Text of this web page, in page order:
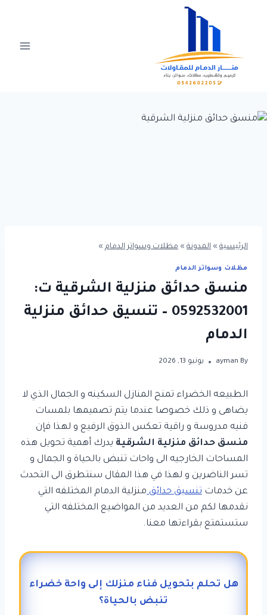
الرئيسية » المدونة » مظلات وسواتر الدمام »
مظلات وسواتر الدمام
منسق حدائق منزلية الشرقية ت:
0592532001 – تنسيق حدائق منزلية
الدمام
By
ayman يونيو 13, 2026
الطبيعه الخضراء تمنح المنازل السكينه و الجمال الذي لا
يضاهى و ذلك خصوصا عندما يتم تصميمها بلمسات
فنيه مدروسة و راقية تعكس الذوق الرفيع و لهذا فإن
منسق حدائق منزلية الشرقية يدرك أهمية تحويل هذه
المساحات الخارجيه الى واحات تنبض بالحياة و الجمال و
تسر الناضرين و لهذا في هذا المقال سنتطرق الى التحدث
عن خدمات تنسيق حدائقمنزلية الدمام المختلفه التي
نقدمها لكم من العديد من المواضيع المختلفه التي
ستستمتع بقراءتها معنا.
هل تحلم بتحويل فناء منزلك إلى واحة خضراء
تنبض بالحياة؟